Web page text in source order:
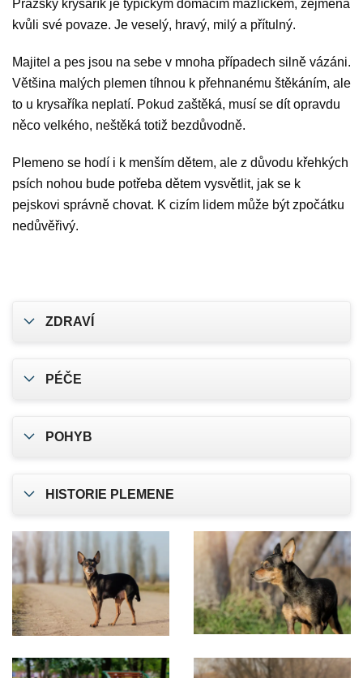
Pražský krysařík je typickým domácím mazlíčkem, zejména
kvůli své povaze. Je veselý, hravý, milý a přítulný.
Majitel a pes jsou na sebe v mnoha případech silně vázáni.
Většina malých plemen tíhnou k přehnanému štěkáním, ale
to u krysaříka neplatí. Pokud zaštěká, musí se dít opravdu
něco velkého, neštěká totiž bezdůvodně.
Plemeno se hodí i k menším dětem, ale z důvodu křehkých
psích nohou bude potřeba dětem vysvětlit, jak se k
pejskovi správně chovat. K cizím lidem může být zpočátku
nedůvěřivý.
ZDRAVÍ
PÉČE
POHYB
HISTORIE PLEMENE